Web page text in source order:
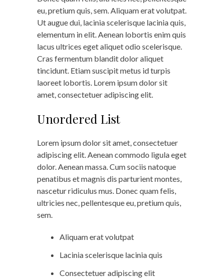
eu, pretium quis, sem. Aliquam erat volutpat.
Ut augue dui, lacinia scelerisque lacinia quis,
elementum in elit. Aenean lobortis enim quis
lacus ultrices eget aliquet odio scelerisque.
Cras fermentum blandit dolor aliquet
tincidunt. Etiam suscipit metus id turpis
laoreet lobortis. Lorem ipsum dolor sit
amet, consectetuer adipiscing elit.
Unordered List
Lorem ipsum dolor sit amet, consectetuer
adipiscing elit. Aenean commodo ligula eget
dolor. Aenean massa. Cum sociis natoque
penatibus et magnis dis parturient montes,
nascetur ridiculus mus. Donec quam felis,
ultricies nec, pellentesque eu, pretium quis,
sem.
Aliquam erat volutpat
Lacinia scelerisque lacinia quis
Consectetuer adipiscing elit